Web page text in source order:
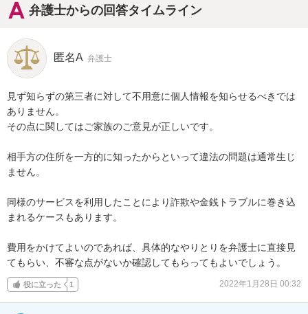
弁護士からの回答タイムライン
匿名A 弁護士
見ず知らずの第三者に対して不用意に個人情報を知らせるべきでは
ありません。
その点に関してはご家族のご意見が正しいです。
相手方の住所を一方的に知ったからといって違法の問題は通常生じ
ません。
同様のサービスを利用したことにより詐欺や金銭トラブルに巻き込
まれるケースもあります。
費用をかけてよいのであれば、具体的なやりとりを弁護士に直接見
てもらい、不審な点がないか確認してもらってもよいでしょう。
役に立った 1 2022年1月28日 00:32